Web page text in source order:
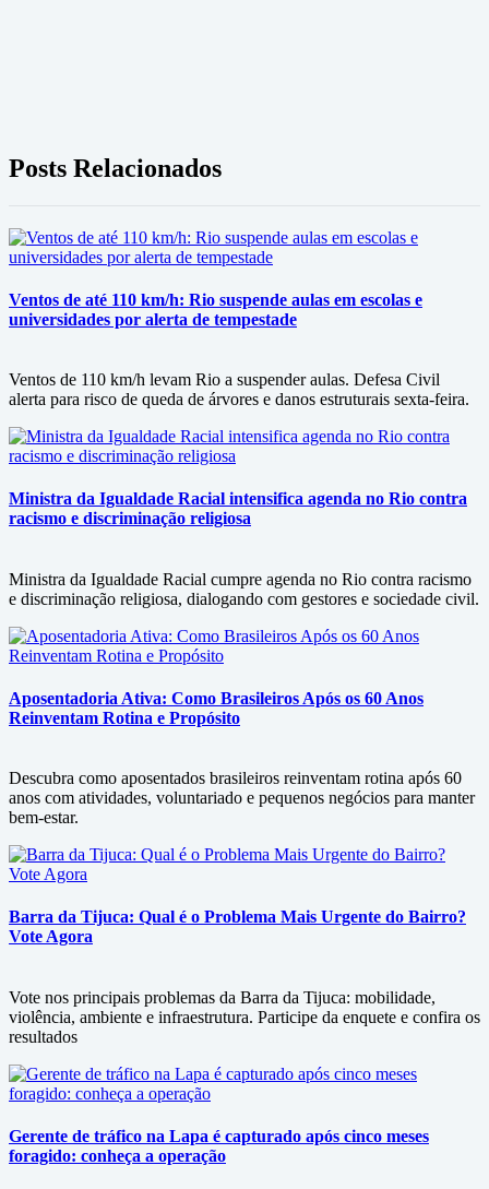
Posts Relacionados
Ventos de até 110 km/h: Rio suspende aulas em escolas e
universidades por alerta de tempestade
Ventos de 110 km/h levam Rio a suspender aulas. Defesa Civil
alerta para risco de queda de árvores e danos estruturais sexta-feira.
Ministra da Igualdade Racial intensifica agenda no Rio contra
racismo e discriminação religiosa
Ministra da Igualdade Racial cumpre agenda no Rio contra racismo
e discriminação religiosa, dialogando com gestores e sociedade civil.
Aposentadoria Ativa: Como Brasileiros Após os 60 Anos
Reinventam Rotina e Propósito
Descubra como aposentados brasileiros reinventam rotina após 60
anos com atividades, voluntariado e pequenos negócios para manter
bem-estar.
Barra da Tijuca: Qual é o Problema Mais Urgente do Bairro?
Vote Agora
Vote nos principais problemas da Barra da Tijuca: mobilidade,
violência, ambiente e infraestrutura. Participe da enquete e confira os
resultados
Gerente de tráfico na Lapa é capturado após cinco meses
foragido: conheça a operação